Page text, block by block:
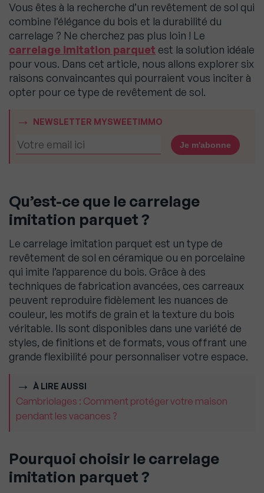
Vous êtes à la recherche d’un revêtement de sol qui
combine l’élégance du bois et la durabilité du
carrelage ? Ne cherchez pas plus loin ! Le
carrelage imitation parquet est la solution idéale
pour vous. Dans cet article, nous allons explorer six
raisons convaincantes qui pourraient vous inciter à
opter pour ce type de revêtement de sol.
NEWSLETTER MYSWEETIMMO
Qu’est-ce que le carrelage
imitation parquet ?
Le carrelage imitation parquet est un type de
revêtement de sol en céramique ou en porcelaine
qui imite l’apparence du bois. Grâce à des
techniques de fabrication avancées, ces carreaux
peuvent reproduire fidèlement les nuances de
couleur, les motifs de grain et la texture du bois
véritable. Ils sont disponibles dans une variété de
styles, de finitions et de formats, vous offrant une
grande flexibilité pour personnaliser votre espace.
À LIRE AUSSI
Cambriolages : Comment protéger votre maison
pendant les vacances ?
Pourquoi choisir le carrelage
imitation parquet ?